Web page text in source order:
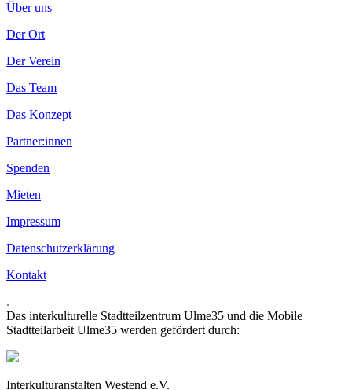
Über uns
Der Ort
Der Verein
Das Team
Das Konzept
Partner:innen
Spenden
Mieten
Impressum
Datenschutzerklärung
Kontakt
.
Das interkulturelle Stadtteilzentrum Ulme35 und die Mobile
Stadtteilarbeit Ulme35 werden gefördert durch:
Interkulturanstalten Westend e.V.